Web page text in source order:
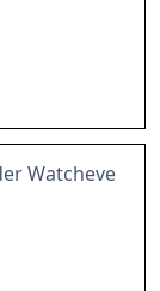
Watcheve